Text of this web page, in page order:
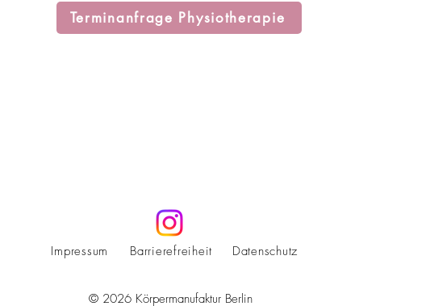
Terminanfrage Physiotherapie
ImpressumBarrierefreiheit Datenschutz
© 2026 Körpermanufaktur Berlin